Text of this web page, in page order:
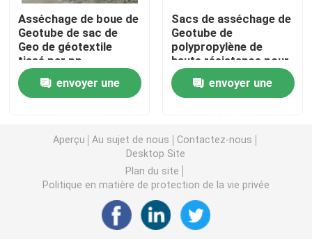
tissu de drainage de géotextile
HDPE Geocell
Revêtement d'étang de Geomembrane
Sacs de asséchage de Geotube
Géotextile Geobag
Contrôle d'érosion de Geomat
Asséchage de boue de
Geotube de sac de
Geo de géotextile
tissé par pp
imperméable
envoyer une
Sacs de asséchage de
Geotube de
polypropylène de
haute résistance pour
la boue 100g/Sqm
d'eaux uséesenvoyer une
Aperçu Au sujet de nous
Contactez-nous
Desktop Site
Plan du site
Politique en matière de protection de la vie privée